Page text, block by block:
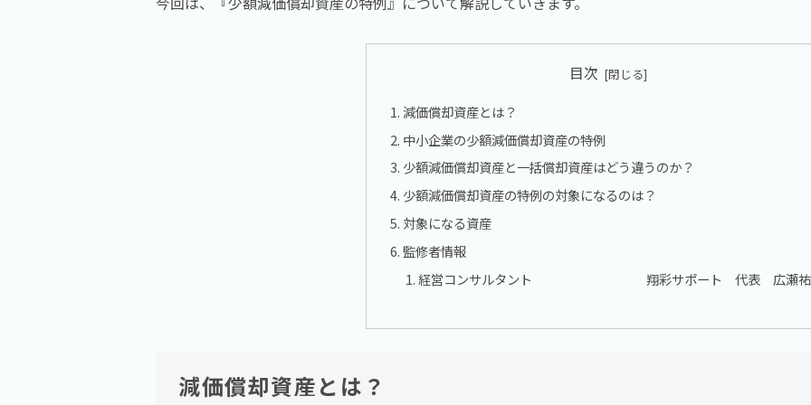
目次
減価償却資産とは？
中小企業の少額減価償却資産の特例
少額減価償却資産と一括償却資産はどう違うのか？
少額減価償却資産の特例の対象になるのは？
対象になる資産
監修者情報
経営コンサルタント 翔彩サポート 代表 広瀬祐
減価償却資産とは？